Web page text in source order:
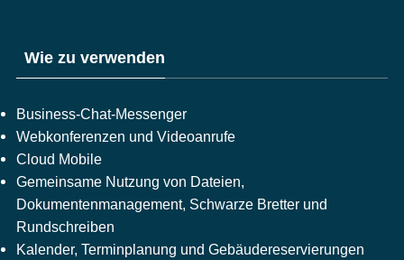
Wie zu verwenden
Business-Chat-Messenger
Webkonferenzen und Videoanrufe
Cloud Mobile
Gemeinsame Nutzung von Dateien,
Dokumentenmanagement, Schwarze Bretter und
Rundschreiben
Kalender, Terminplanung und Gebäudereservierungen